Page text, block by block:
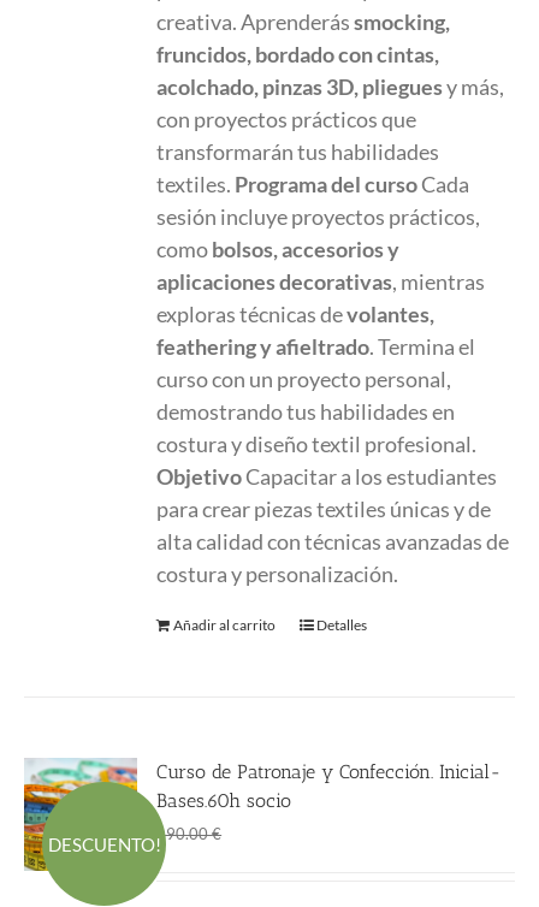
creativa. Aprenderássmocking,
fruncidos, bordado con cintas,
acolchado, pinzas 3D, plieguesy más,
con proyectos prácticos que
transformarán tus habilidades
textiles. Programa del cursoCada
sesión incluye proyectos prácticos,
comobolsos, accesorios y
aplicaciones decorativas, mientras
exploras técnicas devolantes,
feathering y afieltrado. Termina el
curso con un proyecto personal,
demostrando tus habilidades en
costura y diseño textil profesional.
ObjetivoCapacitar a los estudiantes
para crear piezas textiles únicas y de
alta calidad con técnicas avanzadas de
costura y personalización.
Añadir al carrito Detalles
DESCUENTO!
Curso de Patronaje y Confección. Inicial-
Bases.60h socio
690.00€